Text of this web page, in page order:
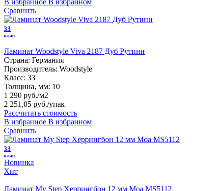
Сравнить
33
класс
Ламинат Woodstyle Viva 2187 Дуб Рутини
Страна: Германия
Производитель: Woodstyle
Класс: 33
Толщина, мм: 10
1 290 руб./м2
2 251,05 руб./упак
Рассчитать стоимость
В избранное В избранном
Сравнить
33
класс
Новинка
Хит
Ламинат My Step Херрингбон 12 мм Моа MS5112